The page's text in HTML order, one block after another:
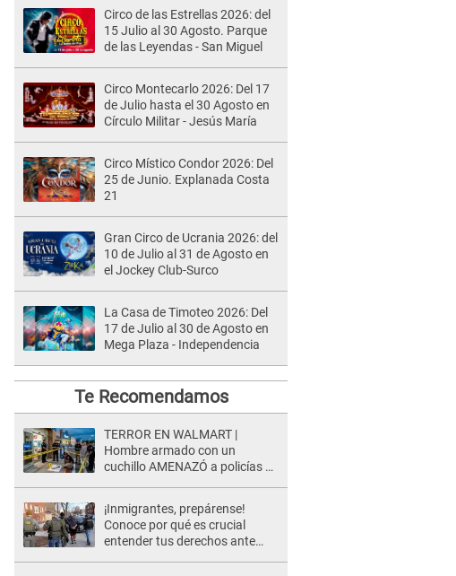
Circo de las Estrellas 2026: del
15 Julio al 30 Agosto. Parque
de las Leyendas - San Miguel
Circo Montecarlo 2026: Del 17
de Julio hasta el 30 Agosto en
Círculo Militar - Jesús María
Circo Místico Condor 2026: Del
25 de Junio. Explanada Costa
21
Gran Circo de Ucrania 2026: del
10 de Julio al 31 de Agosto en
el Jockey Club-Surco
La Casa de Timoteo 2026: Del
17 de Julio al 30 de Agosto en
Mega Plaza - Independencia
Te Recomendamos
TERROR EN WALMART |
Hombre armado con un
cuchillo AMENAZÓ a policías y
¡Inmigrantes, prepárense!
Conoce por qué es crucial
entender tus derechos ante